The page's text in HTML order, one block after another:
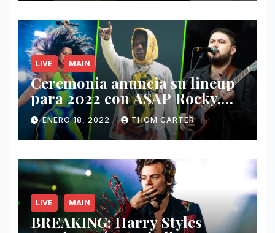
LIVE MAIN
Ceremonia anuncia su lineup
para 2022 con A$AP Rocky,
Nathy Peluso, Noah Pino Palo
y más.
ENERO 18, 2022 THOM CARTER
LIVE MAIN
BREAKING: Harry Styles